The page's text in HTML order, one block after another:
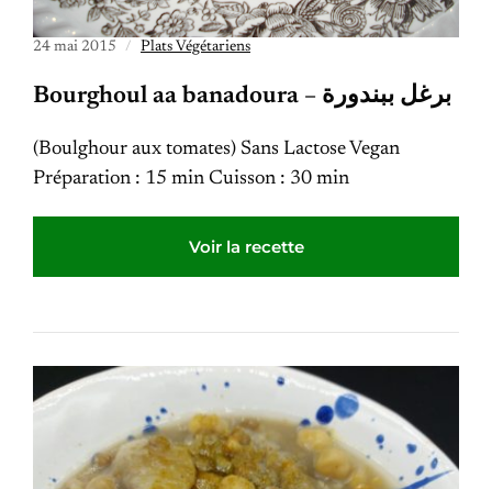
24 mai 2015 Plats Végétariens
Bourghoul aa banadoura – برغل ببندورة
(Boulghour aux tomates) Sans Lactose Vegan
Préparation : 15 min Cuisson : 30 min
Voir la recette